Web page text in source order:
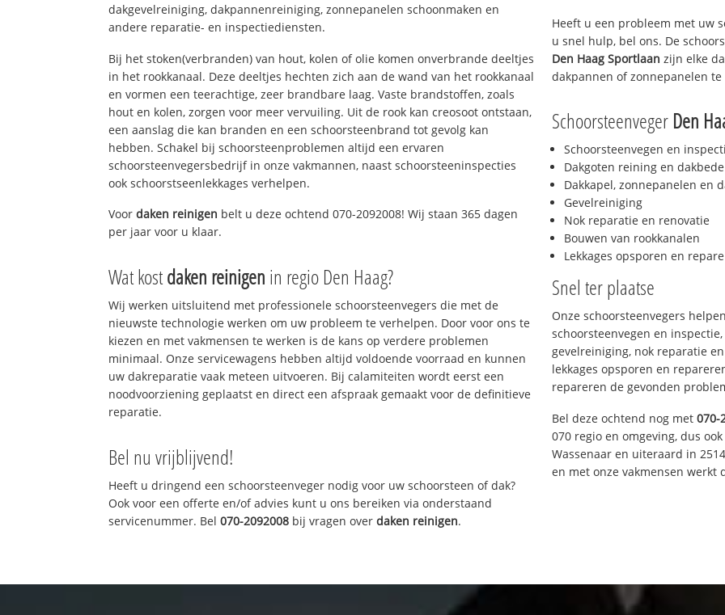
dakgevelreiniging, dakpannenreiniging, zonnepanelen schoonmaken en
andere reparatie- en inspectiediensten.
Bij het stoken(verbranden) van hout, kolen of olie komen onverbrande deeltjes
in het rookkanaal. Deze deeltjes hechten zich aan de wand van het rookkanaal
en vormen een teerachtige, zeer brandbare laag. Vaste brandstoffen, zoals
hout en kolen, zorgen voor meer vervuiling. Uit de rook kan creosoot ontstaan,
een aanslag die kan branden en een schoorsteenbrand tot gevolg kan
hebben. Schakel bij schoorsteenproblemen altijd een ervaren
schoorsteenvegersbedrijf in onze vakmannen, naast schoorsteeninspecties
ook schoorstseenlekkages verhelpen.
Voordaken reinigen belt u deze ochtend 070-2092008! Wij staan 365 dagen
per jaar voor u klaar.
Wat kostdaken reinigen in regio Den Haag?
Wij werken uitsluitend met professionele schoorsteenvegers die met de
nieuwste technologie werken om uw probleem te verhelpen. Door voor ons te
kiezen en met vakmensen te werken is de kans op verdere problemen
minimaal. Onze servicewagens hebben altijd voldoende voorraad en kunnen
uw dakreparatie vaak meteen uitvoeren. Bij calamiteiten wordt eerst een
noodvoorziening geplaatst en direct een afspraak gemaakt voor de definitieve
reparatie.
Bel nu vrijblijvend!
Heeft u dringend een schoorsteenveger nodig voor uw schoorsteen of dak?
Ook voor een offerte en/of advies kunt u ons bereiken via onderstaand
servicenummer. Bel070-2092008 bij vragen overdaken reinigen.
Heeft u een probleem met uw
u snel hulp, bel ons. De
Den Haag Sportlaan zijn elke
dakpannen of zonnepanelen
Schoorsteenveger Den
Schoorsteenvegen en
Dakgoten reining en
Dakkapel, zonnepanelen en
Gevelreiniging
Nok reparatie en renovatie
Bouwen van rookkanalen
Lekkages opsporen en
Snel ter plaatse
Onze schoorsteenvegers
schoorsteenvegen en
gevelreiniging, nok reparatie
lekkages opsporen en
repareren de gevonden
Bel deze ochtend nog met 070-
070 regio en omgeving, dus
Wassenaar en uiteraard in
en met onze vakmensen werkt